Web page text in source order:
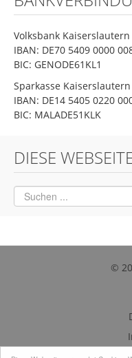
Volksbank Kaiserslautern
IBAN: DE70 5409 0000
BIC: GENODE61KL1
Sparkasse Kaiserslautern
IBAN: DE14 5405 0220
BIC: MALADE51KLK
DIESE
©